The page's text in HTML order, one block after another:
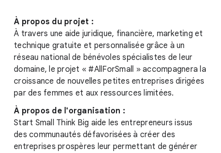
À propos du projet :
À travers une aide juridique, financière, marketing et
technique gratuite et personnalisée grâce à un
réseau national de bénévoles spécialistes de leur
domaine, le projet « #AllForSmall » accompagnera la
croissance de nouvelles petites entreprises dirigées
par des femmes et aux ressources limitées.
À propos de l'organisation :
Start Small Think Big aide les entrepreneurs issus
des communautés défavorisées à créer des
entreprises prospères leur permettant de générer